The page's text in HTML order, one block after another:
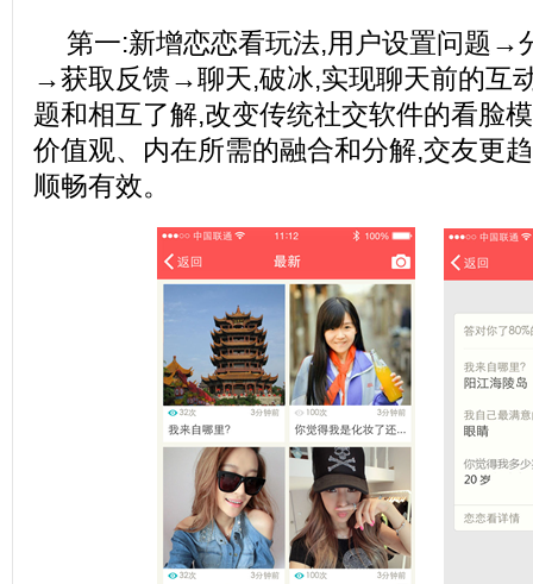
第一:新增恋恋看玩法,用户设置问题
→获取反馈→聊天,破冰,实现聊天前的互
题和相互了解,改变传统社交软件的看脸
价值观、内在所需的融合和分解,交友更
顺畅有效。